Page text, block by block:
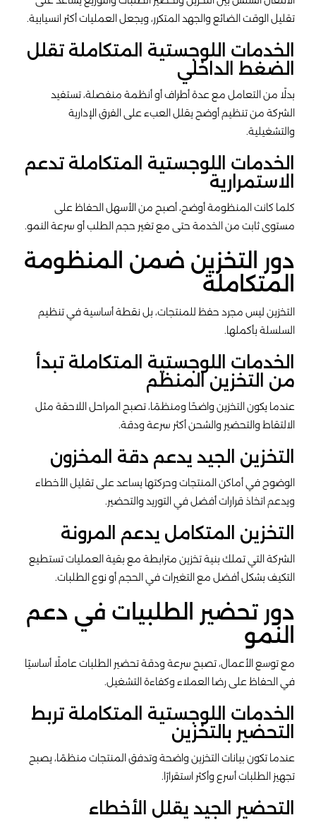
تقليل الوقت الضائع والجهد المتكرر، ويجعل العمليات أكثر انسيابية.
الخدمات اللوجستية المتكاملة تقلل
الضغط الداخلي
بدلًا من التعامل مع عدة أطراف أو أنظمة منفصلة، تستفيد
الشركة من تنظيم أوضح يقلل العبء على الفرق الإدارية
والتشغيلية.
الخدمات اللوجستية المتكاملة تدعم
الاستمرارية
كلما كانت المنظومة أوضح، أصبح من الأسهل الحفاظ على
مستوى ثابت من الخدمة حتى مع تغير حجم الطلب أو سرعة النمو.
دور التخزين ضمن المنظومة
المتكاملة
التخزين ليس مجرد حفظ للمنتجات، بل نقطة أساسية في تنظيم
السلسلة بأكملها.
الخدمات اللوجستية المتكاملة تبدأ
من التخزين المنظم
عندما يكون التخزين واضحًا ومنظمًا، تصبح المراحل اللاحقة مثل
الالتقاط والتحضير والشحن أكثر سرعة ودقة.
التخزين الجيد يدعم دقة المخزون
الوضوح في أماكن المنتجات وحركتها يساعد على تقليل الأخطاء
ويدعم اتخاذ قرارات أفضل في التوريد والتحضير.
التخزين المتكامل يدعم المرونة
الشركة التي تملك بنية تخزين مترابطة مع بقية العمليات تستطيع
التكيف بشكل أفضل مع التغيرات في الحجم أو نوع الطلبات.
دور تحضير الطلبيات في دعم
النمو
مع توسع الأعمال، تصبح سرعة ودقة تحضير الطلبات عاملًا أساسيًا
في الحفاظ على رضا العملاء وكفاءة التشغيل.
الخدمات اللوجستية المتكاملة تربط
التحضير بالتخزين
عندما تكون بيانات التخزين واضحة وتدفق المنتجات منظمًا، يصبح
تجهيز الطلبات أسرع وأكثر استقرارًا.
التحضير الجيد يقلل الأخطاء